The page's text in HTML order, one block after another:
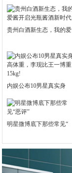
贵州白酒新生态，我的爱
内娱公布10男星真实身
明星微博底下那些常见“